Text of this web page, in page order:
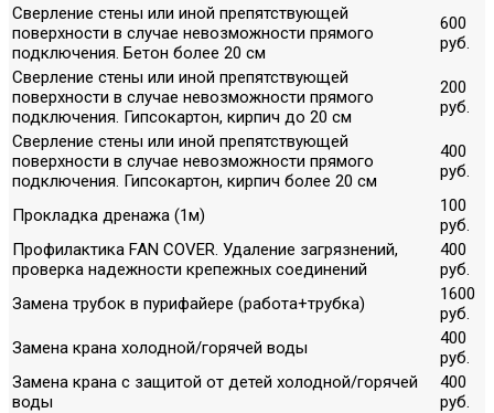
Сверление стены или иной препятствующей
поверхности в случае невозможности прямого
подключения. Бетон более 20 см
600
руб.
Сверление стены или иной препятствующей
поверхности в случае невозможности прямого
подключения. Гипсокартон, кирпич до 20 см
200
руб.
Сверление стены или иной препятствующей
поверхности в случае невозможности прямого
подключения. Гипсокартон, кирпич более 20 см
400
руб.
Прокладка дренажа (1м)
100
руб.
Профилактика FAN COVER. Удаление загрязнений,
проверка надежности крепежных соединений
400
руб.
Замена трубок в пурифайере (работа+трубка)
1600
руб.
Замена крана холодной/горячей воды
400
руб.
Замена крана с защитой от детей холодной/горячей
воды
400
руб.